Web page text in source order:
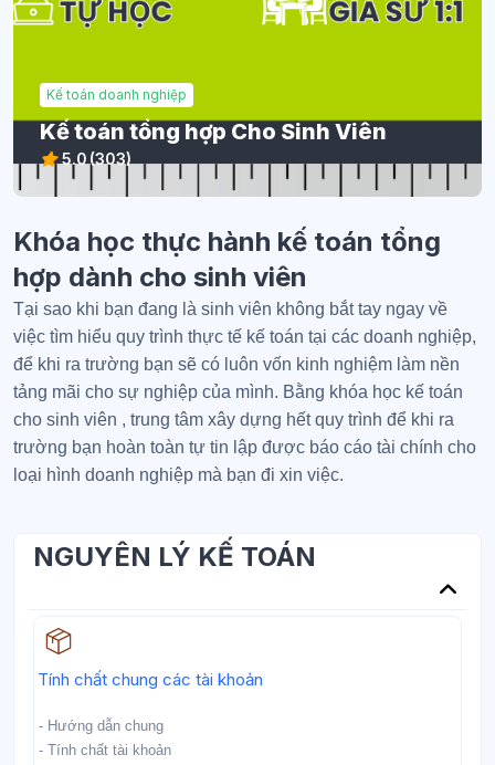
Kế toán doanh nghiệp
Kế toán tổng hợp Cho Sinh Viên
5.0 (303)
Khóa học thực hành kế toán tổng
hợp dành cho sinh viên
Tại sao khi bạn đang là sinh viên không bắt tay ngay về
việc tìm hiểu quy trình thực tế kế toán tại các doanh nghiệp,
để khi ra trường bạn sẽ có luôn vốn kinh nghiệm làm nền
tảng mãi cho sự nghiệp của mình. Bằng khóa học kế toán
cho sinh viên , trung tâm xây dựng hết quy trình để khi ra
trường bạn hoàn toàn tự tin lập được báo cáo tài chính cho
loại hình doanh nghiệp mà bạn đi xin việc.
NGUYÊN LÝ KẾ TOÁN
Tính chất chung các tài khoản
- Hướng dẫn chung
- Tính chất tài khoản